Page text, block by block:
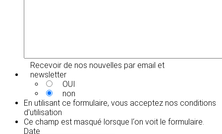
Recevoir de nos nouvelles par email et
newsletter
OUI
non
En utilisant ce formulaire, vous acceptez nos conditions
d'utilisation
Ce champ est masqué lorsque l‘on voit le formulaire.
Date